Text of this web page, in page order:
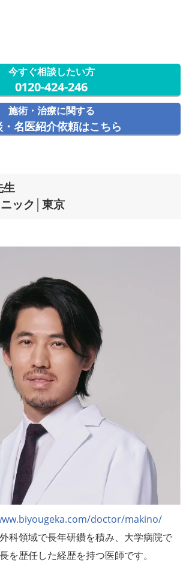
今すぐ相談したい方
0120-424-246
施術・治療に関する
・名医紹介依頼はこちら
生
ック│東京
doctor/makino/
科領域で長年研鑽を積み、大学病院で
を歴任した経歴を持つ医師です。